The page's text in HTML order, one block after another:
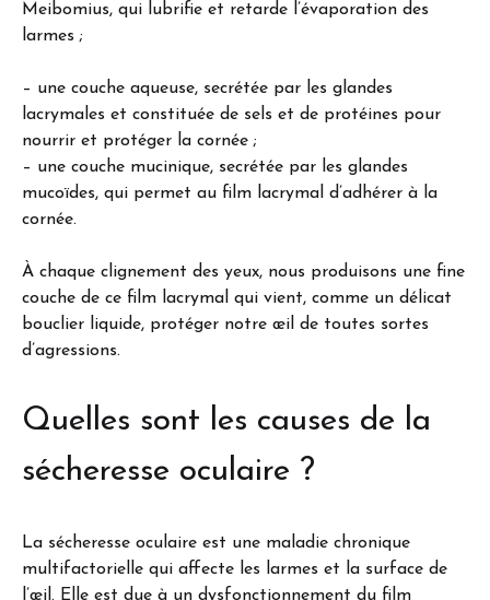
Meibomius, qui lubrifie et retarde l’évaporation des
larmes ;
– une couche aqueuse, secrétée par les glandes
lacrymales et constituée de sels et de protéines pour
nourrir et protéger la cornée ;
– une couche mucinique, secrétée par les glandes
mucoïdes, qui permet au film lacrymal d’adhérer à la
cornée.
À chaque clignement des yeux, nous produisons une fine
couche de ce film lacrymal qui vient, comme un délicat
bouclier liquide, protéger notre œil de toutes sortes
d’agressions.
Quelles sont les causes de la
sécheresse oculaire ?
La sécheresse oculaire est une maladie chronique
multifactorielle qui affecte les larmes et la surface de
l’œil. Elle est due à un dysfonctionnement du film